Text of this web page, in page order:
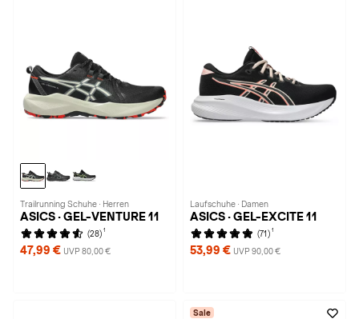
Trailrunning Schuhe · Herren
ASICS · GEL-VENTURE 11
(28) 1
47,99 € UVP 80,00 €
Laufschuhe · Damen
ASICS · GEL-EXCITE 11
(71) 1
53,99 € UVP 90,00 €
Sale